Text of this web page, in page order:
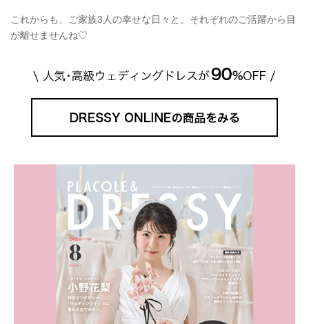
これからも、ご家族3人の幸せな日々と、それぞれのご活躍から目
が離せませんね♡